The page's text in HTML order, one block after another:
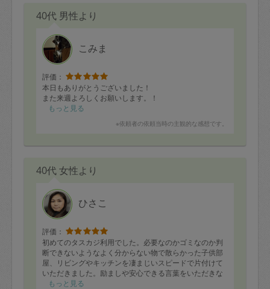
40代 男性より
こみま
評価：
本日もありがとうございました！
また来週よろしくお願いします。！
もっと見る
※依頼者の依頼当時の主観的な感想です。
40代 女性より
ひさこ
評価：
初めてのタスカジ利用でした。必要なのかゴミなのか判
断できないようなよく分からない物で散らかった子供部
屋、リビングやキッチンを凄まじいスピードで片付けて
いただきました。励ましや安心できる言葉をいただきな
がら私も一緒に作業をしたので、何が原因で散らかって
もっと見る